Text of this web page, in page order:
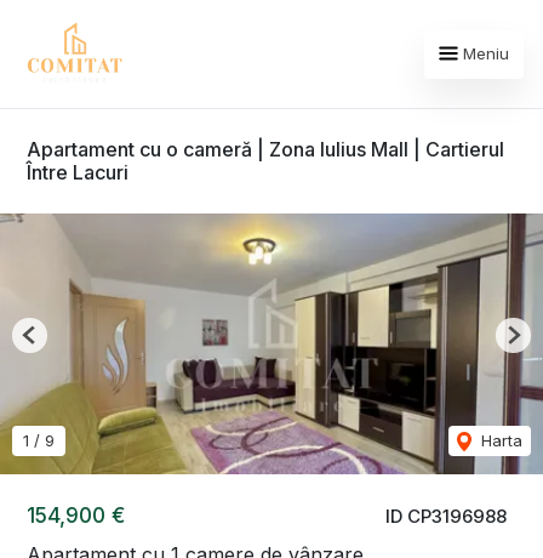
Meniu
Apartament cu o cameră | Zona Iulius Mall | Cartierul
Între Lacuri
ID CP3196988
154,900 €
1 / 9 Harta
Previous